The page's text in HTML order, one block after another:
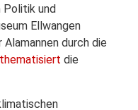
Politik und
Ellwangen
durch die
die